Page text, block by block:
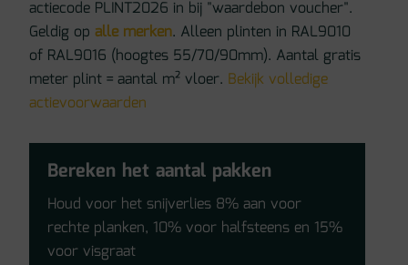
actiecode PLINT2026 in bij "waardebon voucher".
Geldig opalle merken. Alleen plinten in RAL9010
of RAL9016 (hoogtes 55/70/90mm). Aantal gratis
meter plint = aantal m² vloer. Bekijk volledige
actievoorwaarden
Bereken het aantal pakken
Houd voor het snijverlies 8% aan voor
rechte planken, 10% voor halfsteens en 15%
voor visgraat